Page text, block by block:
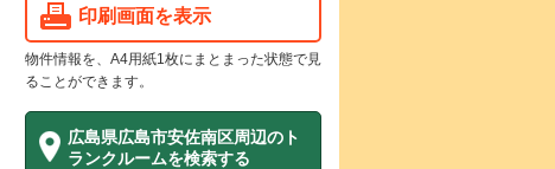
印刷画面を表示
物件情報を、A4用紙1枚にまとまった状態で見
ることができます。
広島県広島市安佐南区周辺のト
ランクルームを検索する